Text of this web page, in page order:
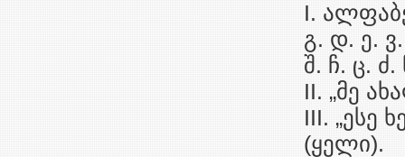
I.
გ. დ. ე.
შ. ჩ. ც. ძ.
II. „მე
III. „ესე
(ყელი).